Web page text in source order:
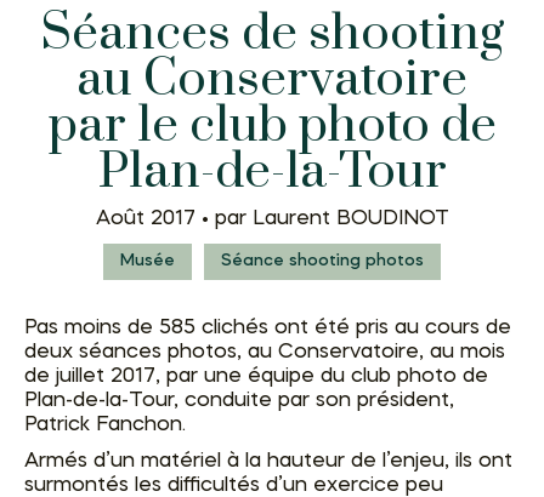
Séances de shooting
au Conservatoire
par le club photo de
Plan-de-la-Tour
Août 2017 • par Laurent BOUDINOT
Musée Séance shooting photos
Pas moins de 585 clichés ont été pris au cours de
deux séances photos, au Conservatoire, au mois
de juillet 2017, par une équipe du club photo de
Plan-de-la-Tour, conduite par son président,
Patrick Fanchon.
Armés d’un matériel à la hauteur de l’enjeu, ils ont
surmontés les difficultés d’un exercice peu